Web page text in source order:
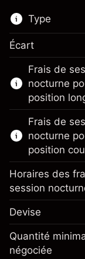
Type
Cet
le trading
En savoir
CFD
Knock-outs
Écart
Frais de
nocturne
position
Marge.
de
Frais de
nocturne
position
Marge.
Horaires des
session
Devise
Quantité
négociée